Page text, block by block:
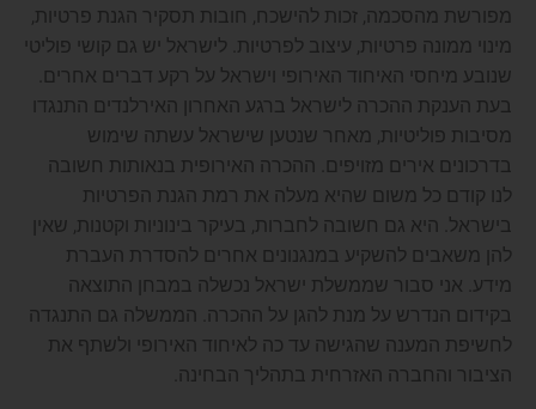
מפורשת מהסכמה, זכות להישכח, חובות תסקיר הגנת פרטיות,
מינוי ממונה פרטיות, עיצוב לפרטיות. לישראל יש גם קושי פוליטי
שנובע מיחסי האיחוד האירופי וישראל על רקע דברים אחרים.
בעת הענקת ההכרה לישראל ברגע האחרון האירלנדים התנגדו
מסיבות פוליטיות, מאחר שנטען שישראל עשתה שימוש
בדרכונים אירים מזויפים. ההכרה האירופית בנאותות חשובה
לנו קודם כל משום שהיא מעלה את רמת הגנת הפרטיות
בישראל. היא גם חשובה לחברות, בעיקר בינוניות וקטנות, שאין
להן משאבים להשקיע במנגנונים אחרים להסדרת העברת
מידע. אני סבור שממשלת ישראל נכשלה במבחן התוצאה
בקידום הנדרש על מנת להגן על ההכרה. הממשלה גם התנגדה
לחשיפת המענה שהגישה עד כה לאיחוד האירופי ולשתף את
הציבור והחברה האזרחית בתהליך הבחינה.